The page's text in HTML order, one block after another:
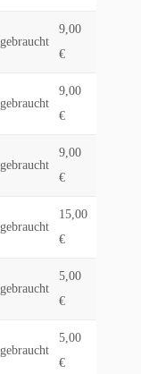
gebraucht
9,00
€
gebraucht
9,00
€
gebraucht
9,00
€
gebraucht
15,00
€
gebraucht
5,00
€
gebraucht
5,00
€